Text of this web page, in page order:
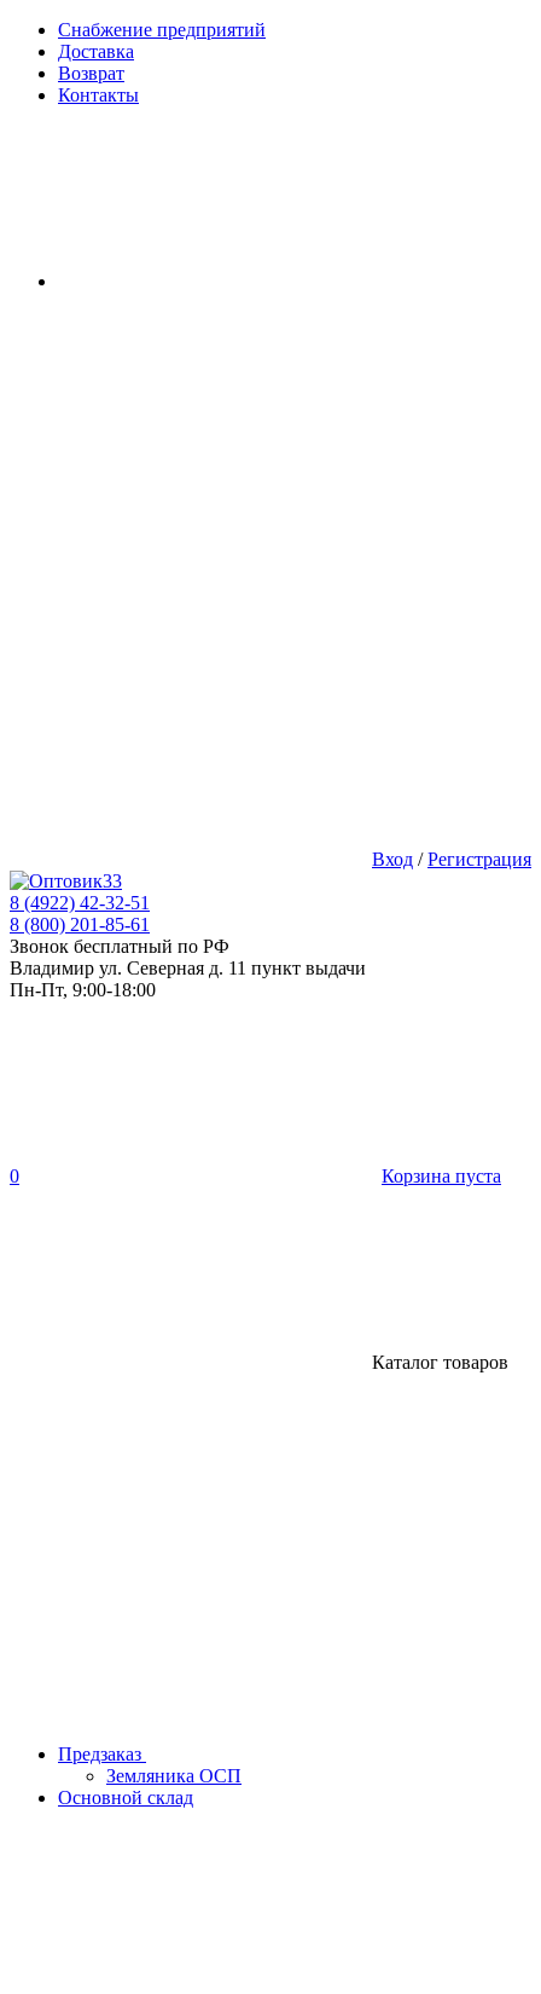
Снабжение предприятий
Доставка
Возврат
Контакты
Вход /Регистрация
8 (4922) 42-32-51
8 (800) 201-85-61
Звонок бесплатный по РФ
Владимир ул. Северная д. 11 пункт выдачи
Пн-Пт, 9:00-18:00
0 Корзина пуста
Каталог товаров
Предзаказ
Земляника ОСП
Основной склад